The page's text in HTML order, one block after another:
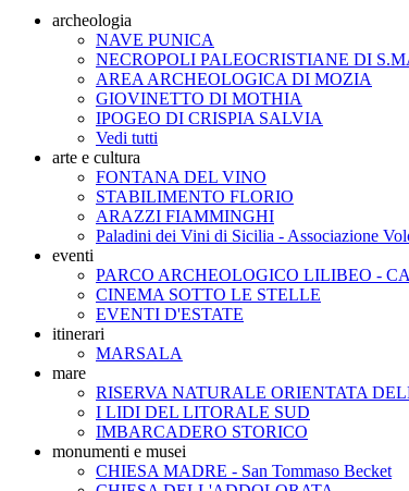
archeologia
NAVE PUNICA
NECROPOLI PALEOCRISTIANE DI
AREA ARCHEOLOGICA DI MOZIA
GIOVINETTO DI MOTHIA
IPOGEO DI CRISPIA SALVIA
Vedi tutti
arte e cultura
FONTANA DEL VINO
STABILIMENTO FLORIO
ARAZZI FIAMMINGHI
Paladini dei Vini di Sicilia - Associazione
eventi
PARCO ARCHEOLOGICO LILIBEO -
CINEMA SOTTO LE STELLE
EVENTI D'ESTATE
itinerari
MARSALA
mare
RISERVA NATURALE ORIENTATA
I LIDI DEL LITORALE SUD
IMBARCADERO STORICO
monumenti e musei
CHIESA MADRE - San Tommaso Becket